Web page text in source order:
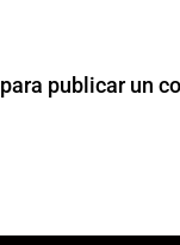
para publicar un